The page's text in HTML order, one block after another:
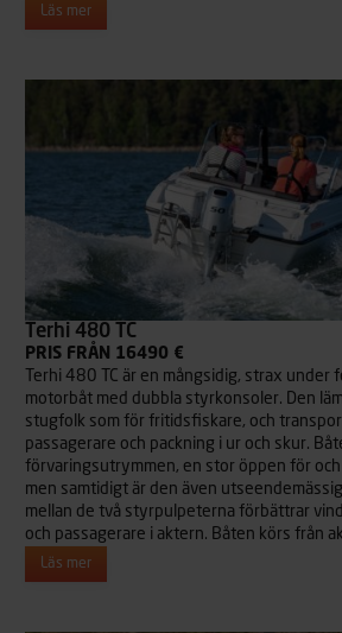
Läs mer
Terhi 480 TC
PRIS FRÅN 16490 €
Terhi 480 TC är en mångsidig, strax under
motorbåt med dubbla styrkonsoler. Den
stugfolk som för fritidsfiskare, och
passagerare och packning i ur och skur.
förvaringsutrymmen, en stor öppen för
men samtidigt är den även
mellan de två styrpulpeterna förbättrar
och passagerare i aktern. Båten körs från
Läs mer